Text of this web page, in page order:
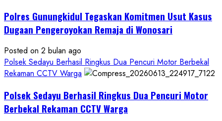
Pelecehan
Seksual:
DIY
Terbitkan
DPO
Asal
Gunungkidul
Polres Gunungkidul Tegaskan Komitmen Usut Kasus
Dugaan Pengeroyokan Remaja di Wonosari
Posted on 2 bulan ago
Polsek Sedayu Berhasil Ringkus Dua Pencuri Motor Berbekal
Rekaman CCTV Warga
Polsek Sedayu Berhasil Ringkus Dua Pencuri Motor
Berbekal Rekaman CCTV Warga